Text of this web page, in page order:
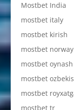
Mostbet India
mostbet italy
mostbet kirish
mostbet norway
mostbet oynash
mostbet
mostbet
mostbet tr